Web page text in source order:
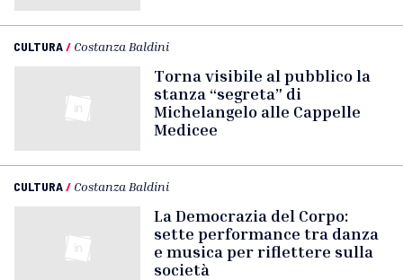
CULTURA/ Costanza Baldini
Torna visibile al pubblico la
stanza “segreta” di
Michelangelo alle Cappelle
Medicee
CULTURA/ Costanza Baldini
La Democrazia del Corpo:
sette performance tra danza
e musica per riflettere sulla
società